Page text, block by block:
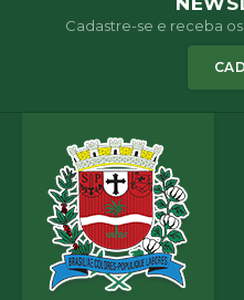
Cadastre-se e receba